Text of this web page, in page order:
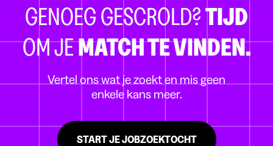
GENOEG GESCROLD?TIJD
OM JEMATCH TE VINDEN.
Vertel ons wat je zoekt en mis geen
enkele kans meer.
START JE JOBZOEKTOCHT